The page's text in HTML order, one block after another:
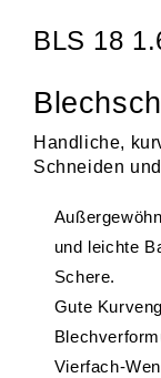
BLS 18
Handliche,
Schneiden
und leichte
Schere.
Gute
Vierfach-